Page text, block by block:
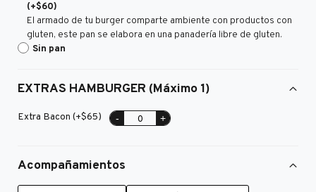
(+$60)
El armado de tu burger comparte ambiente con productos con
gluten, este pan se elabora en una panadería libre de gluten.
Sin pan
EXTRAS HAMBURGER (Máximo 1)
Extra Bacon (+$65) - +
Acompañamientos